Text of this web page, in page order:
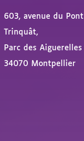
603, avenue du Pont
Trinquât,
Parc des Aiguerelles
34070 Montpellier